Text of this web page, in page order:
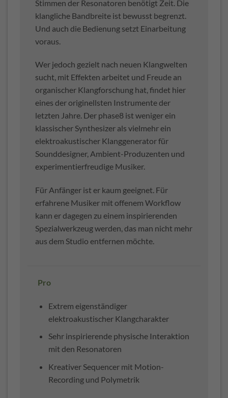
Stimmen der Resonatoren benötigt Zeit. Die
klangliche Bandbreite ist bewusst begrenzt.
Und auch die Bedienung setzt Einarbeitung
voraus.
Wer jedoch gezielt nach neuen Klangwelten
sucht, mit Effekten arbeitet und Freude an
organischer Klangforschung hat, findet hier
eines der originellsten Instrumente der
letzten Jahre. Der phase8 ist weniger ein
klassischer Synthesizer als vielmehr ein
elektroakustischer Klanggenerator für
Sounddesigner, Ambient-Produzenten und
experimentierfreudige Musiker.
Für Anfänger ist er kaum geeignet. Für
erfahrene Musiker mit offenem Workflow
kann er dagegen zu einem inspirierenden
Spezialwerkzeug werden, das man nicht mehr
aus dem Studio entfernen möchte.
Pro
Extrem eigenständiger
elektroakustischer Klangcharakter
Sehr inspirierende physische Interaktion
mit den Resonatoren
Kreativer Sequencer mit Motion-
Recording und Polymetrik